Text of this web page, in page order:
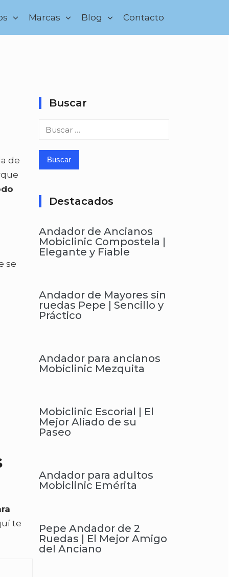
Marcas Blog Contacto
de
se
te
Buscar
Buscar:
Destacados
Andador de Ancianos
Mobiclinic Compostela |
Elegante y Fiable
Andador de Mayores sin
ruedas Pepe | Sencillo y
Práctico
Andador para ancianos
Mobiclinic Mezquita
Mobiclinic Escorial | El
Mejor Aliado de su
Paseo
Andador para adultos
Mobiclinic Emérita
Pepe Andador de 2
Ruedas | El Mejor Amigo
del Anciano